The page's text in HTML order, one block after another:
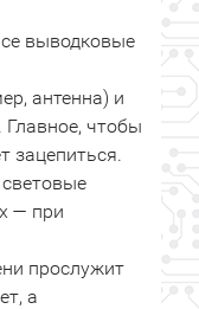
выводковые
антенна) и
чтобы
зацепиться.
— при
прослужит
а